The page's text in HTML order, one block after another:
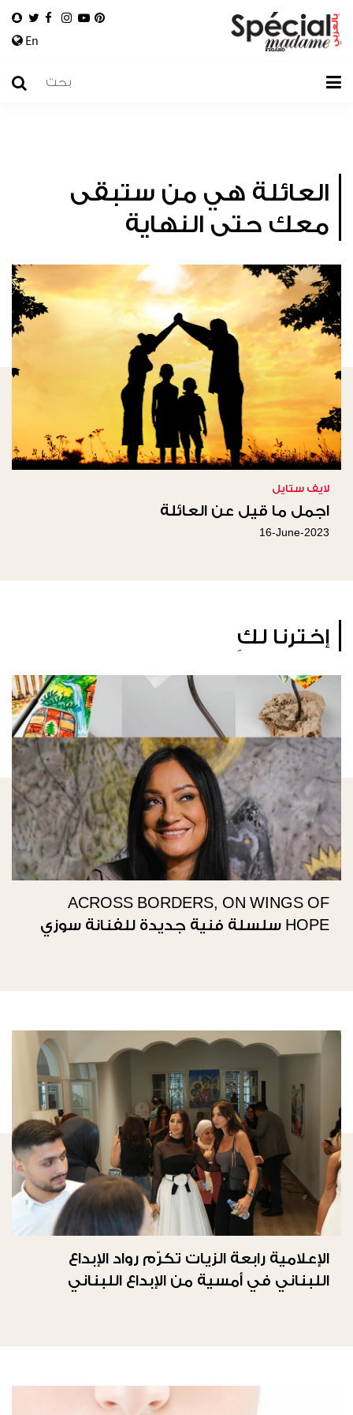
En
العائلة هي من ستبقى
معك حتى النهاية
لايف ستايل
اجمل ما قيل عن العائلة
16-June-2023
إخترنا لكِ
ACROSS BORDERS, ON WINGS OF
HOPE سلسلة فنية جديدة للفنانة سوزي
الإعلامية رابعة الزيات تكرّم رواد الإبداع
اللبناني في أمسية من الإبداع اللبناني